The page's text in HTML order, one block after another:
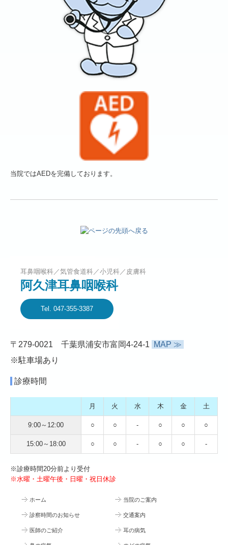
当院ではAEDを完備しております。
耳鼻咽喉科／気管食道科／小児科／皮膚科
阿久津耳鼻咽喉科
Tel. 047-355-3387
〒279-0021 千葉県浦安市富岡4-24-1
MAP ≫
※駐車場あり
診療時間
月 火 水 木 金 土
9:00～12:00 ○ ○ - ○ ○ ○
15:00～18:00 ○ ○ - ○ ○ -
※診療時間20分前より受付
※水曜・土曜午後・日曜・祝日休診
ホーム 当院のご案内
診察時間のお知らせ 交通案内
医師のご紹介 耳の病気